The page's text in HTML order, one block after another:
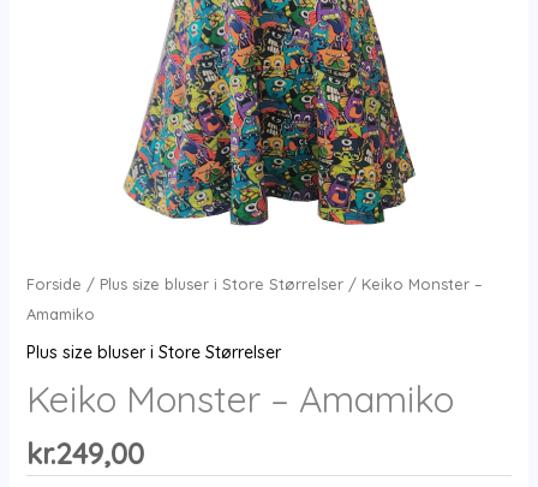
Forside / Plus size bluser i Store Størrelser/ Keiko Monster –
Amamiko
Plus size bluser i Store Størrelser
Keiko Monster – Amamiko
kr.249,00